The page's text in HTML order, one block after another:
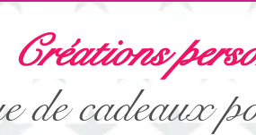
Créations
de cadeaux